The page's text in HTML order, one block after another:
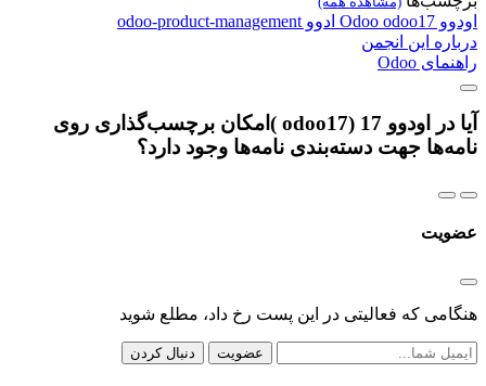
اودوو Odoo odoo17 ادوو odoo-product-management
درباره این انجمن
راهنمای Odoo
آیا در اودوو 17 (odoo17 )امکان برچسب‌گذاری روی
نامه‌ها جهت دسته‌بندی نامه‌ها وجود دارد؟
عضویت
هنگامی که فعالیتی در این پست رخ داد، مطلع شوید
عضویت دنبال کردن